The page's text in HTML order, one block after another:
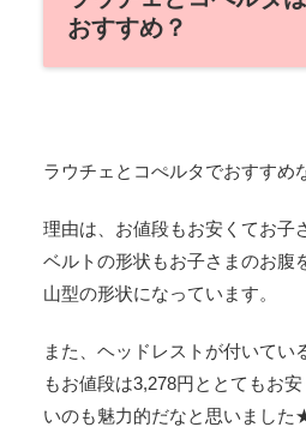
おすすめ？
ラウチェとコぺルタでおすすめ
理由は、お値段もお安くてお子
ベルトの形状もお子さまのお腹
山型の形状になっています。
また、ヘッドレストが付いてい
もお値段は3,278円ととてもお
いのも魅力的だなと思いました